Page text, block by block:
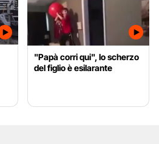
"Papà corri qui", lo scherzo
del figlio è esilarante